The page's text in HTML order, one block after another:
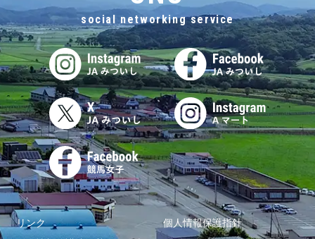
social networking service
リンク
個人情報保護指針